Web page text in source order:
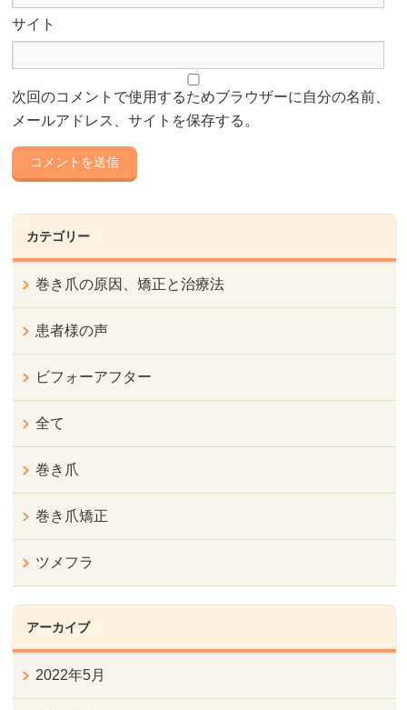
サイト
次回のコメントで使用するためブラウザーに自分の名前、
メールアドレス、サイトを保存する。
カテゴリー
巻き爪の原因、矯正と治療法
患者様の声
ビフォーアフター
全て
巻き爪
巻き爪矯正
ツメフラ
アーカイブ
2022年5月